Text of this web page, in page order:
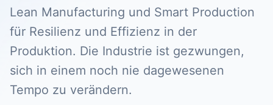
Lean Manufacturing und Smart Production
für Resilienz und Effizienz in der
Produktion. Die Industrie ist gezwungen,
sich in einem noch nie dagewesenen
Tempo zu verändern.